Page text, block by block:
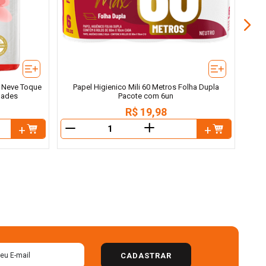
Toque
Papel Higienico Mili 60 Metros Folha Dupla
Pacote com 6un
R$ 19,98
＋
CADASTRAR